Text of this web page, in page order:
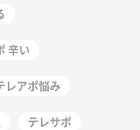
辛い
レアポ悩み
テレサポ